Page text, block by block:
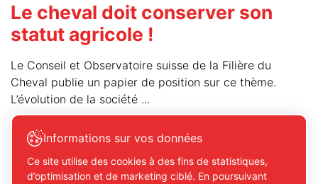
Le cheval doit conserver son
statut agricole !
Le Conseil et Observatoire suisse de la Filière du
Cheval publie un papier de position sur ce thème.
L’évolution de la société ...
Informations sur vos données
Ce site utilise des cookies à des fins de statistiques,
d’optimisation et de marketing ciblé. En poursuivant